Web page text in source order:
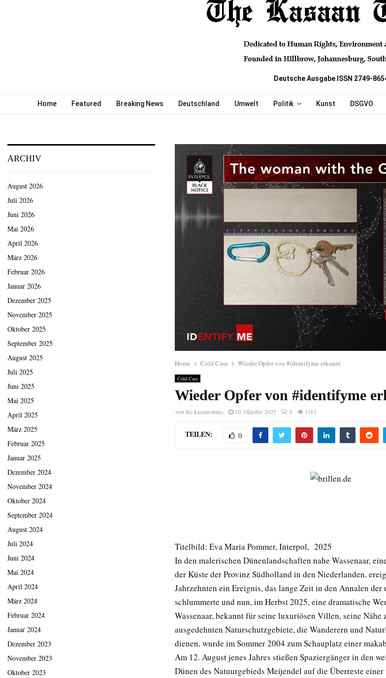
Deutsche Ausgabe ISSN 2749-
Home Featured Breaking News Deutschland Umwelt Politik Kunst DSGVO
Home Cold Case Wieder Opfer von #identifyme erkannt
Cold Case
Wieder Opfer von #identifyme
von the kasaan times 10. Oktober 2025 0 1161
TEILEN: 0
Titelbild: Eva Maria Pommer, Interpol, 2025
In den malerischen Dünenlandschaften nahe Wassenaar,
der Küste der Provinz Südholland in den Niederlanden,
Jahrzehnten ein Ereignis, das lange Zeit in den Annalen der
schlummerte und nun, im Herbst 2025, eine dramatische
Wassenaar, bekannt für seine luxuriösen Villen, seine Nähe
ausgedehnten Naturschutzgebiete, die Wanderern und
dienen, wurde im Sommer 2004 zum Schauplatz einer
Am 12. August jenes Jahres stießen Spaziergänger in den
Dünen des Natuurgebieds Meijendel auf die Überreste
ARCHIV
August 2026
Juli 2026
Juni 2026
Mai 2026
April 2026
März 2026
Februar 2026
Januar 2026
Dezember 2025
November 2025
Oktober 2025
September 2025
August 2025
Juli 2025
Juni 2025
Mai 2025
April 2025
März 2025
Februar 2025
Januar 2025
Dezember 2024
November 2024
Oktober 2024
September 2024
August 2024
Juli 2024
Juni 2024
Mai 2024
April 2024
März 2024
Februar 2024
Januar 2024
Dezember 2023
November 2023
Oktober 2023